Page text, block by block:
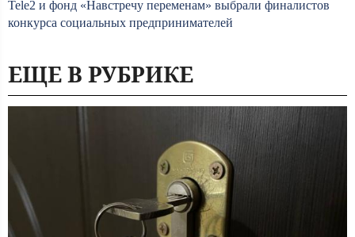
Tele2 и фонд «Навстречу переменам» выбрали финалистов
конкурса социальных предпринимателей
ЕЩЕ В РУБРИКЕ